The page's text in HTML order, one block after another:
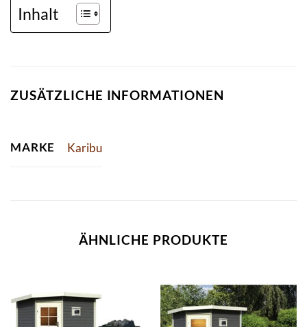
Inhalt
ZUSÄTZLICHE INFORMATIONEN
MARKE Karibu
ÄHNLICHE PRODUKTE